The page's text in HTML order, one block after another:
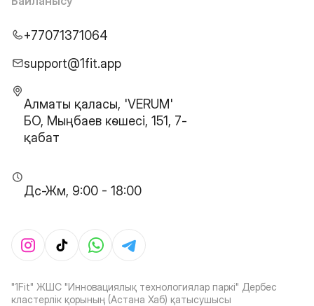
+77071371064
support@1fit.app
Алматы қаласы, 'VERUM'
БО, Мыңбаев көшесі, 151, 7-
қабат
Дс-Жм, 9:00 - 18:00
"1Fit" ЖШС "Инновациялық технологиялар паркі" Дербес
кластерлік қорының (Астана Хаб) қатысушысы